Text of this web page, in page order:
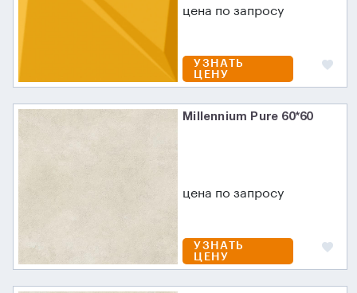
цена по запросу
УЗНАТЬ
ЦЕНУ
Millennium Pure 60*60
цена по запросу
УЗНАТЬ
ЦЕНУ